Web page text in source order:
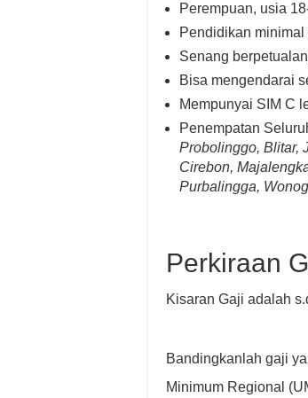
Perempuan, usia
Pendidikan
Senang
Bisa mengendarai
Mempunyai SIM C
Penempatan
Probolinggo, Blitar,
Cirebon,
Purbalingga,
Perkiraan
Kisaran Gaji adalah
Bandingkanlah gaji
Minimum Regional